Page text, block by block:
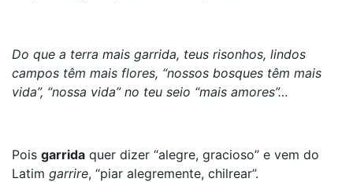
Do que a terra mais garrida, teus risonhos, lindos
campos têm mais flores, “nossos bosques têm mais
vida”, “nossa vida” no teu seio “mais amores”…
Pois garrida quer dizer “alegre, gracioso” e vem do
Latim garrire, “piar alegremente, chilrear”.